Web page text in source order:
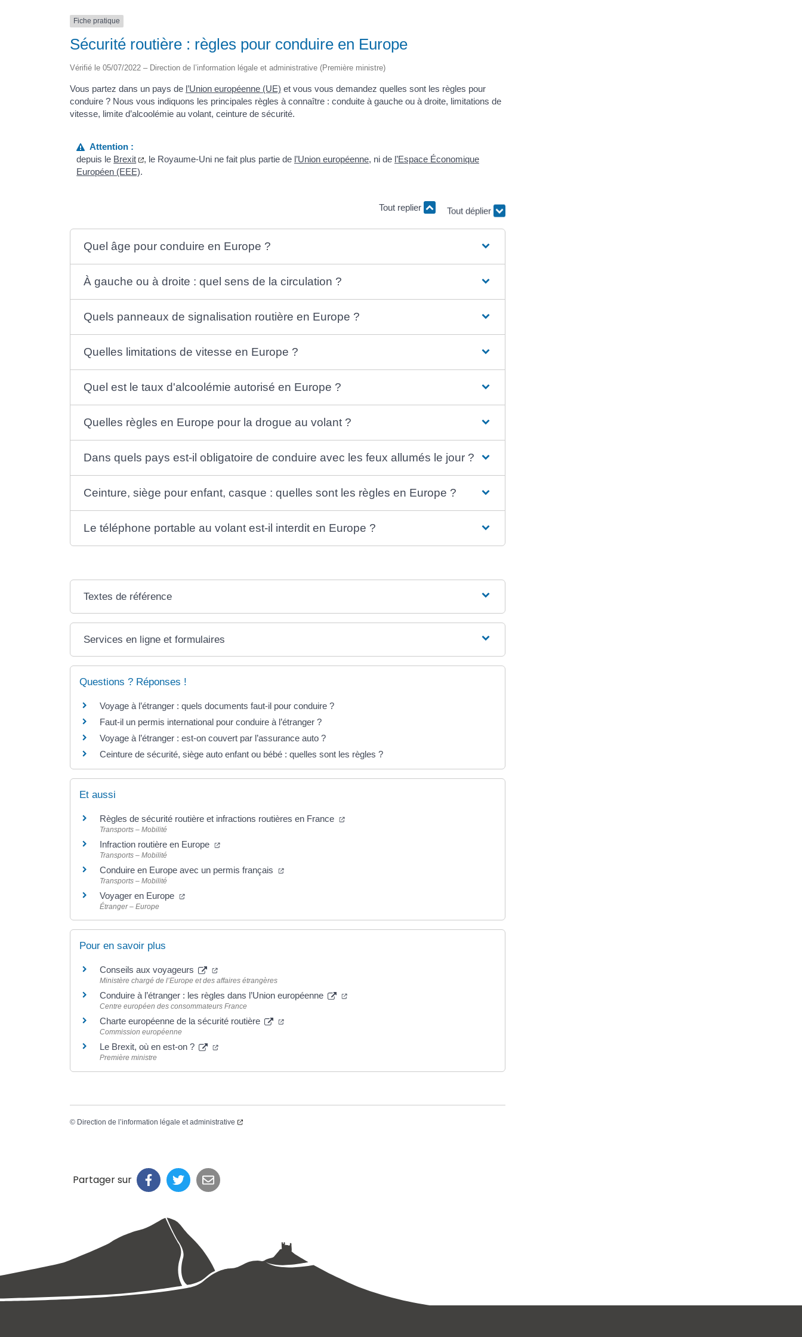
Fiche pratique
Sécurité routière : règles pour conduire en Europe
Vérifié le 05/07/2022 – Direction de l’information légale et administrative (Première ministre)
Vous partez dans un pays de l’Union européenne (UE) et vous vous demandez quelles sont les règles pour
conduire ? Nous vous indiquons les principales règles à connaître : conduite à gauche ou à droite, limitations de
vitesse, limite d’alcoolémie au volant, ceinture de sécurité.
Attention :
depuis le Brexit , le Royaume-Uni ne fait plus partie de l’Union européenne, ni de l’Espace Économique
Européen (EEE).
Tout replier
Tout déplier
Quel âge pour conduire en Europe ?
À gauche ou à droite : quel sens de la circulation ?
Quels panneaux de signalisation routière en Europe ?
Quelles limitations de vitesse en Europe ?
Quel est le taux d'alcoolémie autorisé en Europe ?
Quelles règles en Europe pour la drogue au volant ?
Dans quels pays est-il obligatoire de conduire avec les feux allumés le jour ?
Ceinture, siège pour enfant, casque : quelles sont les règles en Europe ?
Le téléphone portable au volant est-il interdit en Europe ?
Textes de référence
Services en ligne et formulaires
Questions ? Réponses !
Voyage à l’étranger : quels documents faut-il pour conduire ?
Faut-il un permis international pour conduire à l’étranger ?
Voyage à l’étranger : est-on couvert par l’assurance auto ?
Ceinture de sécurité, siège auto enfant ou bébé : quelles sont les règles ?
Et aussi
Règles de sécurité routière et infractions routières en France
Transports – Mobilité
Infraction routière en Europe
Transports – Mobilité
Conduire en Europe avec un permis français
Transports – Mobilité
Voyager en Europe
Étranger – Europe
Pour en savoir plus
Conseils aux voyageurs
Ministère chargé de l’Europe et des affaires étrangères
Conduire à l’étranger : les règles dans l’Union européenne
Centre européen des consommateurs France
Charte européenne de la sécurité routière
Commission européenne
Le Brexit, où en est-on ?
Première ministre
© Direction de l’information légale et administrative
Partager sur